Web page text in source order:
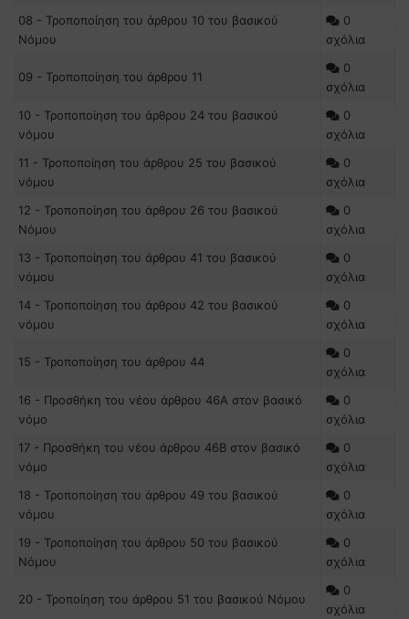
08 - Τροποποίηση του άρθρου 10 του βασικού
Νόμου
0
σχόλια
09 - Τροποποίηση του άρθρου 11
0
σχόλια
10 - Τροποποίηση του άρθρου 24 του βασικού
νόμου
0
σχόλια
11 - Τροποποίηση του άρθρου 25 του βασικού
νόμου
0
σχόλια
12 - Τροποποίηση του άρθρου 26 του βασικού
Νόμου
0
σχόλια
13 - Τροποποίηση του άρθρου 41 του βασικού
νόμου
0
σχόλια
14 - Τροποποίηση του άρθρου 42 του βασικού
νόμου
0
σχόλια
15 - Τροποποίηση του άρθρου 44
0
σχόλια
16 - Προσθήκη του νέου άρθρου 46Α στον βασικό
νόμο
0
σχόλια
17 - Προσθήκη του νέου άρθρου 46Β στον βασικό
νόμο
0
σχόλια
18 - Τροποποίηση του άρθρου 49 του βασικού
νόμου
0
σχόλια
19 - Τροποποίηση του άρθρου 50 του βασικού
Νόμου
0
σχόλια
20 - Τροποίηση του άρθρου 51 του βασικού Νόμου
0
σχόλια